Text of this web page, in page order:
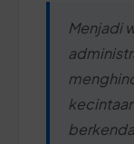
Menjadi